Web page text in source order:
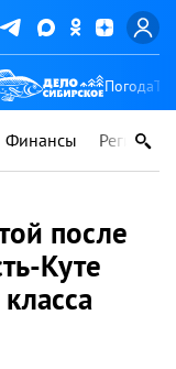
Погода
Финансы Регионы
после
Куте